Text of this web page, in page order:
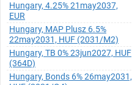
Hungary, 4.25% 21may2037,
EUR
Hungary, MAP Plusz 6.5%
22may2031, HUF (2031/M2)
Hungary, TB 0% 23jun2027, HUF
(364D)
Hungary, Bonds 6% 26may2031,